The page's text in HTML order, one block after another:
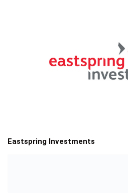
Eastspring Investments